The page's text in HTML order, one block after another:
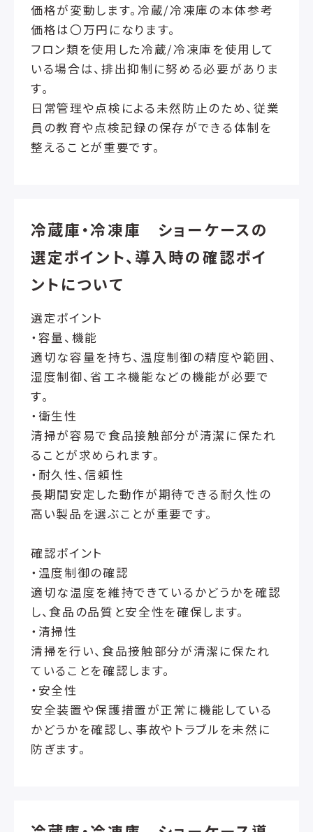
価格が変動します。冷蔵/冷凍庫の本体参考
価格は〇万円になります。
フロン類を使用した冷蔵/冷凍庫を使用して
いる場合は、排出抑制に努める必要がありま
す。
日常管理や点検による未然防止のため、従業
員の教育や点検記録の保存ができる体制を
整えることが重要です。
冷蔵庫・冷凍庫 ショーケースの
選定ポイント、導入時の確認ポイ
ントについて
選定ポイント
・容量、機能
適切な容量を持ち、温度制御の精度や範囲、
湿度制御、省エネ機能などの機能が必要で
す。
・衛生性
清掃が容易で食品接触部分が清潔に保たれ
ることが求められます。
・耐久性、信頼性
長期間安定した動作が期待できる耐久性の
高い製品を選ぶことが重要です。
確認ポイント
・温度制御の確認
適切な温度を維持できているかどうかを確認
し、食品の品質と安全性を確保します。
・清掃性
清掃を行い、食品接触部分が清潔に保たれ
ていることを確認します。
・安全性
安全装置や保護措置が正常に機能している
かどうかを確認し、事故やトラブルを未然に
防ぎます。